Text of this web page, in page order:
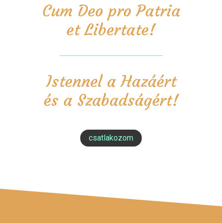
Cum Deo pro Patria
et Libertate!
Istennel a Hazáért
és a Szabadságért!
csatlakozom